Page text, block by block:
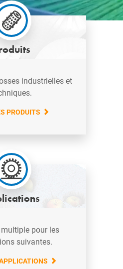
industrielles et
PRODUITS
pour les
suivantes.